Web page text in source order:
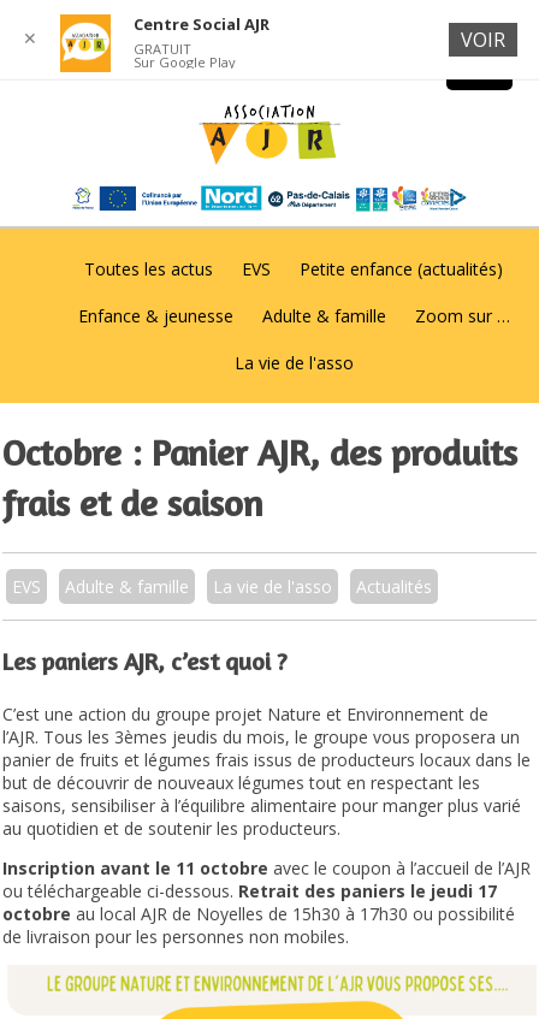
Toutes les actus EVS Petite enfance (actualités)
Enfance & jeunesse Adulte & famille Zoom sur …
La vie de l'asso
Octobre : Panier AJR, des produits
frais et de saison
EVS Adulte & famille La vie de l'asso Actualités
Les paniers AJR, c’est quoi ?
C’est une action du groupe projet Nature et Environnement de
l’AJR. Tous les 3èmes jeudis du mois, le groupe vous proposera un
panier de fruits et légumes frais issus de producteurs locaux dans le
but de découvrir de nouveaux légumes tout en respectant les
saisons, sensibiliser à l’équilibre alimentaire pour manger plus varié
au quotidien et de soutenir les producteurs.
Inscription avant le 11 octobreavec le coupon à l’accueil de l’AJR
ou téléchargeable ci-dessous. Retrait des paniers le jeudi 17
octobre au local AJR de Noyelles de 15h30 à 17h30 ou possibilité
de livraison pour les personnes non mobiles.
✕
Centre Social AJR
GRATUIT
Sur Google Play
VOIR